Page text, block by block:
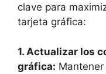
clave para
tarjeta gráfica:
1. Actualizar los
gráfica: